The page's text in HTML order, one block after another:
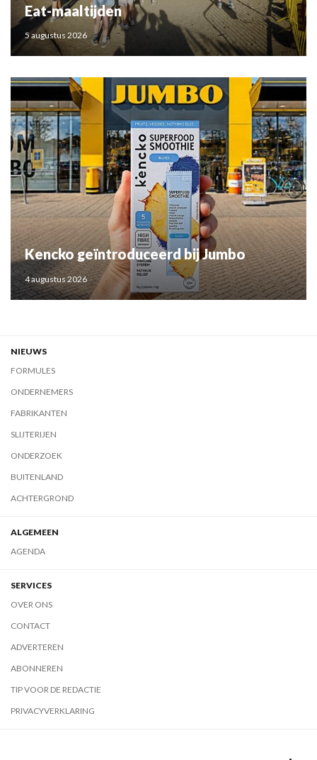
Eat-maaltijden
5 augustus 2026
Kencko geïntroduceerd bij Jumbo
4 augustus 2026
NIEUWS
FORMULES
ONDERNEMERS
FABRIKANTEN
SLIJTERIJEN
ONDERZOEK
BUITENLAND
ACHTERGROND
ALGEMEEN
AGENDA
SERVICES
OVER ONS
CONTACT
ADVERTEREN
ABONNEREN
TIP VOOR DE REDACTIE
PRIVACYVERKLARING